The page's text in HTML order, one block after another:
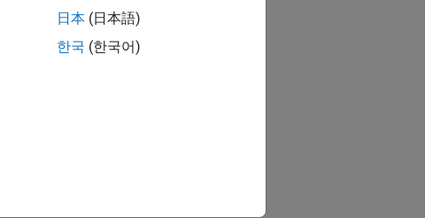
日本 (日本語)
한국 (한국어)